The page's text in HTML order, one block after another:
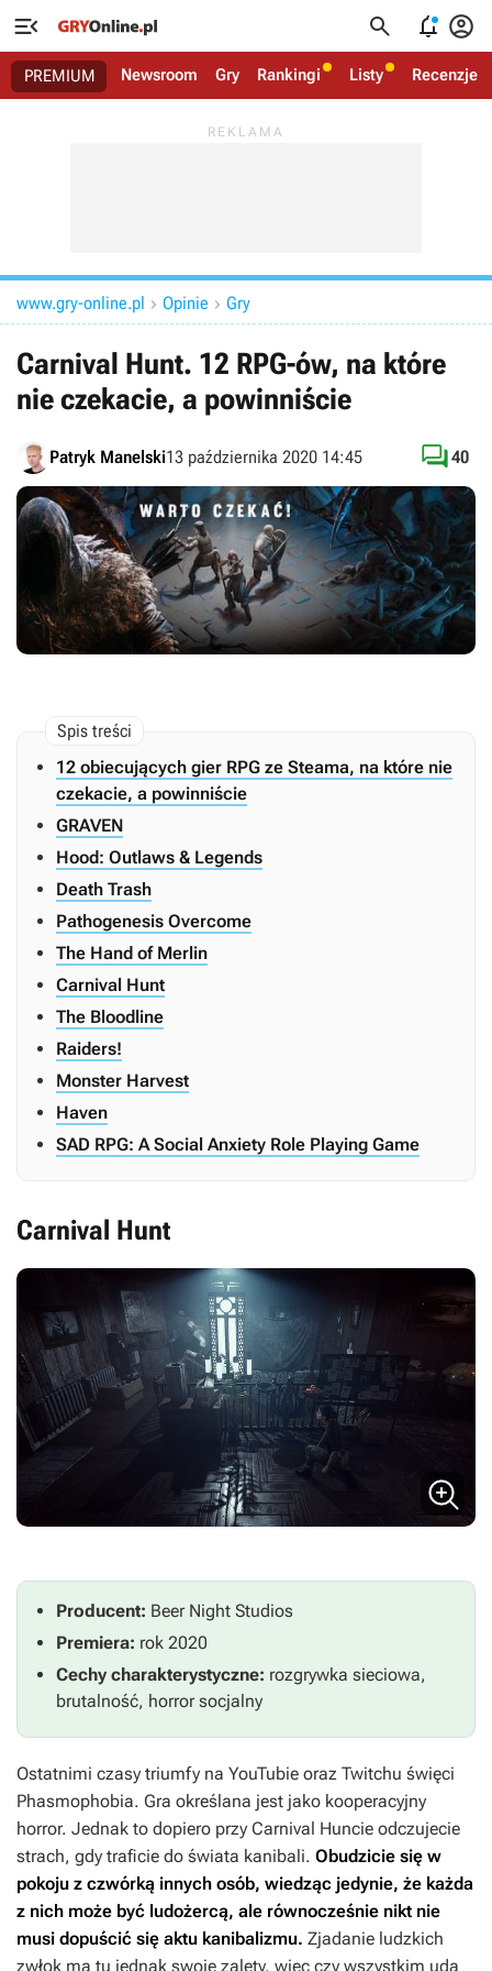
   
PREMIUM Newsroom Gry Rankingi Listy Recenzje
www.gry-online.pl  Opinie  Gry
Carnival Hunt. 12 RPG-ów, na które
nie czekacie, a powinniście
Patryk Manelski13 października 2020 14:45 40
12 obiecujących gier RPG ze Steama, na które nie
czekacie, a powinniście
GRAVEN
Hood: Outlaws & Legends
Death Trash
Pathogenesis Overcome
The Hand of Merlin
Carnival Hunt
The Bloodline
Raiders!
Monster Harvest
Haven
SAD RPG: A Social Anxiety Role Playing Game
Carnival Hunt
Producent: Beer Night Studios
Premiera: rok 2020
Cechy charakterystyczne: rozgrywka sieciowa,
brutalność, horror socjalny
Ostatnimi czasy triumfy na YouTubie oraz Twitchu święci
Phasmophobia. Gra określana jest jako kooperacyjny
horror. Jednak to dopiero przy Carnival Huncie odczujecie
strach, gdy traficie do świata kanibali. Obudzicie się w
pokoju z czwórką innych osób, wiedząc jedynie, że każda
z nich może być ludożercą, ale równocześnie nikt nie
musi dopuścić się aktu kanibalizmu. Zjadanie ludzkich
zwłok ma tu jednak swoje zalety, więc czy wszystkim uda